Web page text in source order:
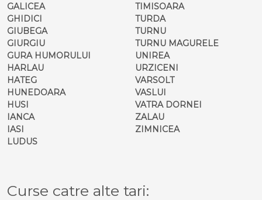
GALICEA
GHIDICI
GIUBEGA
GIURGIU
GURA HUMORULUI
HARLAU
HATEG
HUNEDOARA
HUSI
IANCA
IASI
LUDUS
TIMISOARA
TURDA
TURNU
TURNU MAGURELE
UNIREA
URZICENI
VARSOLT
VASLUI
VATRA DORNEI
ZALAU
ZIMNICEA
Curse catre alte tari: